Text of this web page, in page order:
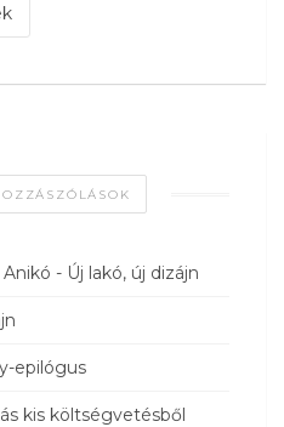
- Új lakó, új dizájn
epilógus
kis költségvetésből